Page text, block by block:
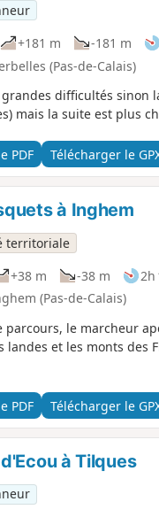
+181 m -181 m
(Pas-de-Calais)
grandes difficultés sinon
mais la suite est plus
PDF Télécharger le
à Inghem
territoriale
+38 m -38 m 2h
(Pas-de-Calais)
parcours, le marcheur
landes et les monts des
PDF Télécharger le
à Tilques